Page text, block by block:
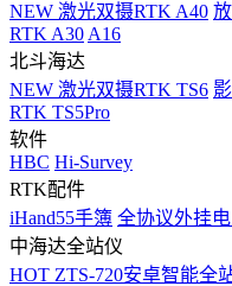
NEW 激光双摄RTK A40
RTK A30 A16
北斗海达
NEW 激光双摄RTK TS6
RTK TS5Pro
软件
HBC Hi-Survey
RTK配件
iHand55手簿 全协议外挂
中海达全站仪
HOT ZTS-720安卓智能全